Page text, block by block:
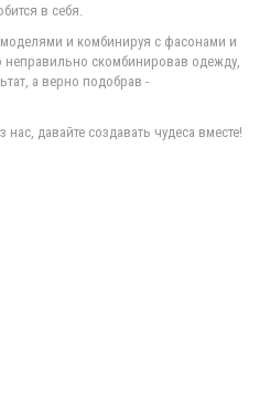
лосины зимние
в себя.
и комбинируя с фасонами и
неправильно скомбинировав одежду,
а верно подобрав -
давайте создавать чудеса вместе!